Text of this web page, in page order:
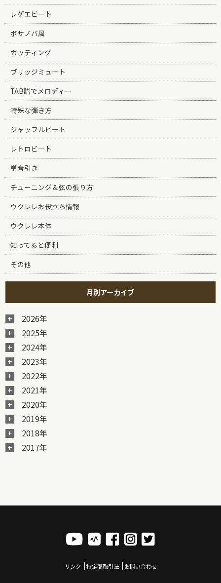
レゲエビート
ボサノバ風
カッティング
ブリッジミュート
TAB譜でメロディー
特殊な弾き方
シャッフルビート
レトロビート
単音引き
チューニング＆弦の張り方
ウクレレお役立ち情報
ウクレレ本体
知ってると便利
その他
月別アーカイブ
2026年
2025年
2024年
2023年
2022年
2021年
2020年
2019年
2018年
2017年
リンク 特定商取引法 お問い合わせ